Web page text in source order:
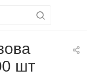
шт